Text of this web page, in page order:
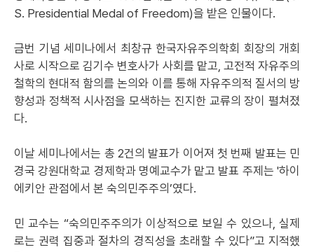
S. Presidential Medal of Freedom)을 받은 인물이다.
금번 기념 세미나에서 최창규 한국자유주의학회 회장의 개회
사로 시작으로 김기수 변호사가 사회를 맡고, 고전적 자유주의
철학의 현대적 함의를 논의와 이를 통해 자유주의적 질서의 방
향성과 정책적 시사점을 모색하는 진지한 교류의 장이 펼쳐졌
다.
이날 세미나에서는 총 2건의 발표가 이어져 첫 번째 발표는 민
경국 강원대학교 경제학과 명예교수가 맡고 발표 주제는 '하이
에키안 관점에서 본 숙의민주주의’였다.
민 교수는 “숙의민주주의가 이상적으로 보일 수 있으나, 실제
로는 권력 집중과 절차의 경직성을 초래할 수 있다”고 지적했